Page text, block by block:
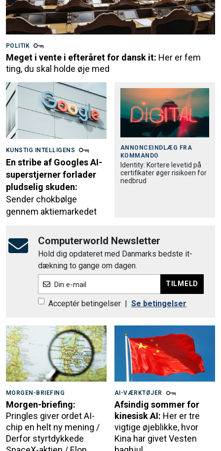
POLITIK
Meget i vente i efteråret for dansk it: Her er fem
ting, du skal holde øje med
KUNSTIG INTELLIGENS
En stribe af Googles AI-
superstjerner forlader
pludselig skuden:
Sender chokbølge
gennem aktiemarkedet
ANNONCEINDLÆG FRA
KOMMANDO
Identity: Kortere levetid på
certifikater øger risikoen for
nedbrud
Computerworld Newsletter
Hold dig opdateret med Danmarks bedste it-
dækning to gange om dagen.
Din e-mail TILMELD
Acceptér betingelser | Se betingelser
MORGEN-BRIEFING
Morgen-briefing:
Pringles giver ordet AI-
chip en helt ny mening /
Derfor styrtdykkede
AI-VÆRKTØJER
Afsindig sommer for
kinesisk AI: Her er tre
vigtige øjeblikke, hvor
Kina har givet Vesten